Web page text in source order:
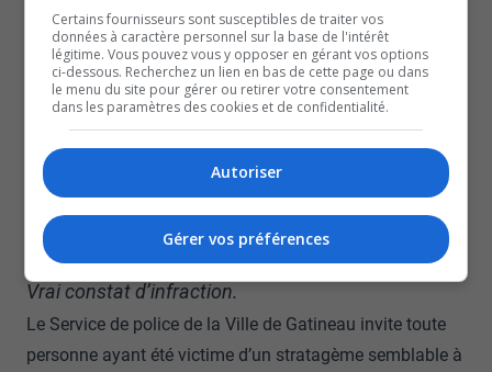
la signification.
Vrai constat d’infraction.
Le Service de police de la Ville de Gatineau invite toute
personne ayant été victime d’un stratagème semblable à
Certains fournisseurs sont susceptibles de traiter vos
données à caractère personnel sur la base de l'intérêt
légitime. Vous pouvez vous y opposer en gérant vos options
ci-dessous. Recherchez un lien en bas de cette page ou dans
le menu du site pour gérer ou retirer votre consentement
dans les paramètres des cookies et de confidentialité.
Autoriser
Gérer vos préférences